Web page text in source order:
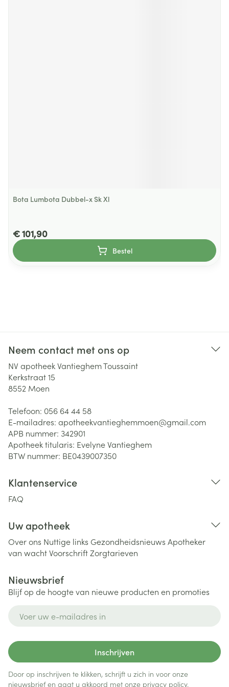
Bota Lumbota Dubbel-x Sk Xl
€ 101,90
Bestel
Neem contact met ons op
NV apotheek Vantieghem Toussaint
Kerkstraat 15
8552 Moen
Telefoon: 056 64 44 58
E-mailadres: apotheekvantieghemmoen@gmail.com
APB nummer: 342901
Apotheek titularis: Evelyne Vantieghem
BTW nummer: BE0439007350
Klantenservice
FAQ
Uw apotheek
Over ons Nuttige links Gezondheidsnieuws Apotheker
van wachtVoorschriftZorgtarieven
Nieuwsbrief
Blijf op de hoogte van nieuwe producten en promoties
Inschrijven
Door op inschrijven te klikken, schrijft u zich in voor onze
nieuwsbrief en gaat u akkoord met onze privacy policy.